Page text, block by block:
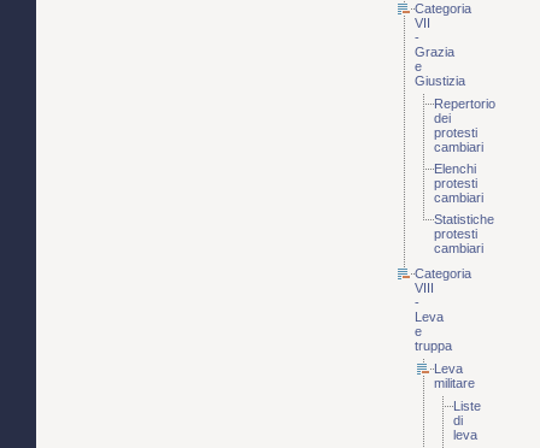
Categoria
VII
-
Grazia
e
Giustizia
Repertorio
dei
protesti
cambiari
Elenchi
protesti
cambiari
Statistiche
protesti
cambiari
Categoria
VIII
-
Leva
e
truppa
Leva
militare
Liste
di
leva